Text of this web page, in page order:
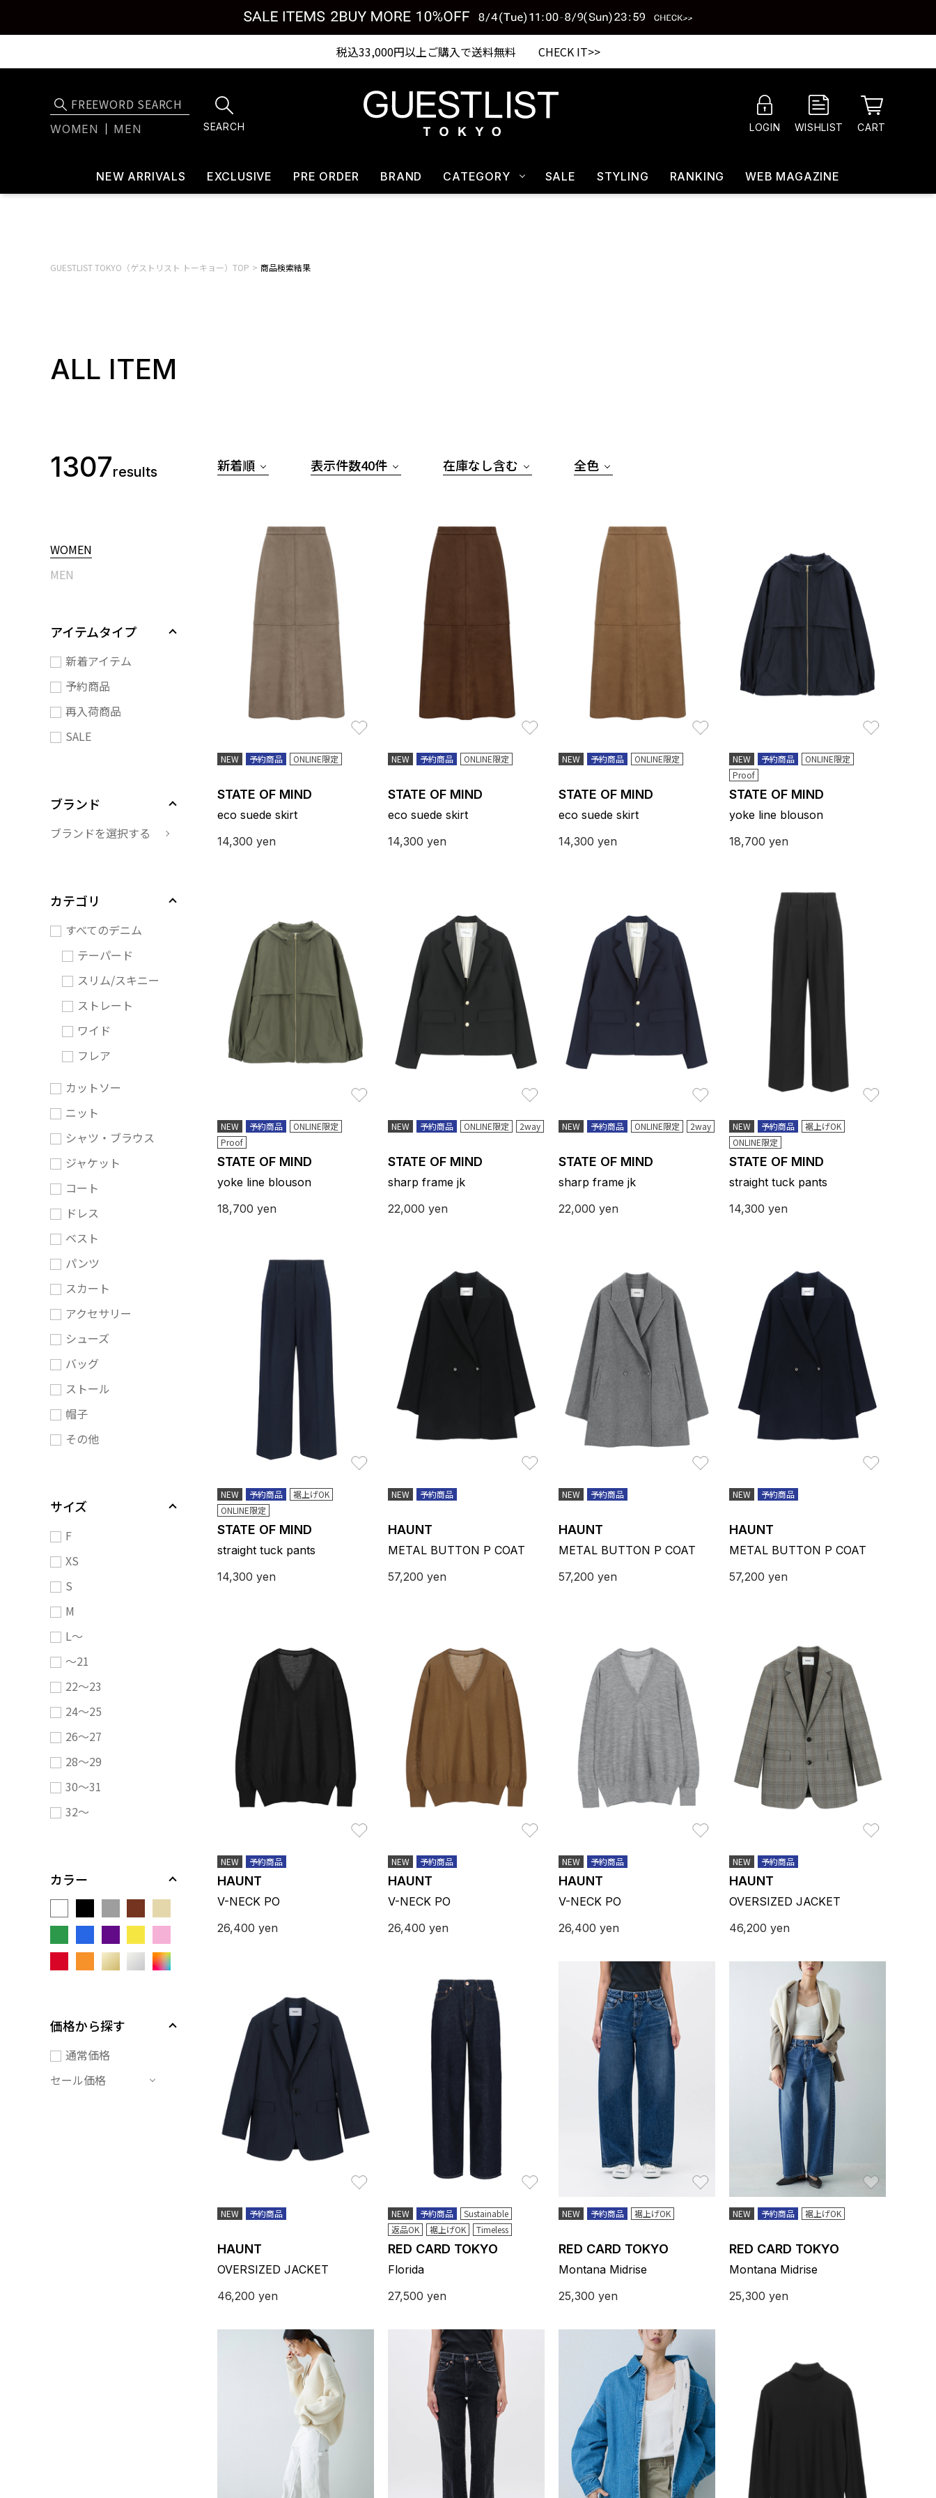
税込33,000円以上ご購入で送料無料 CHECK IT>>
WOMEN MEN SEARCH LOGIN WISHLIST CART
NEW ARRIVALS EXCLUSIVE PRE ORDER BRAND CATEGORY SALE STYLING RANKING WEB MAGAZINE
GUESTLIST TOKYO（ゲストリスト トーキョー）TOP 商品検索結果
ALL ITEM
1307results
WOMEN
MEN
アイテムタイプ
新着アイテム
予約商品
再入荷商品
SALE
ブランド
ブランドを選択する
カテゴリ
すべてのデニム
テーパード
スリム/スキニー
ストレート
ワイド
フレア
カットソー
ニット
シャツ・ブラウス
ジャケット
コート
ドレス
ベスト
パンツ
スカート
アクセサリー
シューズ
バッグ
ストール
帽子
その他
サイズ
F
XS
S
M
L～
～21
22～23
24～25
26～27
28～29
30～31
32～
カラー
価格から探す
通常価格
セール価格
新着順 表示件数40件 在庫なし含む 全色
NEW 予約商品 ONLINE限定
STATE OF MIND
eco suede skirt
14,300 yen
NEW 予約商品 ONLINE限定
STATE OF MIND
eco suede skirt
14,300 yen
NEW 予約商品 ONLINE限定
STATE OF MIND
eco suede skirt
14,300 yen
NEW 予約商品
ONLINE限定
Proof
STATE OF MIND
yoke line blouson
18,700 yen
NEW 予約商品
ONLINE限定
Proof
STATE OF MIND
yoke line blouson
18,700 yen
NEW 予約商品 ONLINE限定 2way
STATE OF MIND
sharp frame jk
22,000 yen
NEW 予約商品 ONLINE限定 2way
STATE OF MIND
sharp frame jk
22,000 yen
NEW 予約商品
裾上げOK
ONLINE限定
STATE OF MIND
straight tuck pants
14,300 yen
NEW 予約商品
裾上げOK
ONLINE限定
STATE OF MIND
straight tuck pants
14,300 yen
NEW 予約商品
HAUNT
METAL BUTTON P COAT
57,200 yen
NEW 予約商品
HAUNT
METAL BUTTON P COAT
57,200 yen
NEW 予約商品
HAUNT
METAL BUTTON P COAT
57,200 yen
NEW 予約商品
HAUNT
V-NECK PO
26,400 yen
NEW 予約商品
HAUNT
V-NECK PO
26,400 yen
NEW 予約商品
HAUNT
V-NECK PO
26,400 yen
NEW 予約商品
HAUNT
OVERSIZED JACKET
46,200 yen
NEW 予約商品
HAUNT
OVERSIZED JACKET
46,200 yen
NEW 予約商品
Sustainable
返品OK
裾上げOK Timeless
RED CARD TOKYO
Florida
27,500 yen
NEW 予約商品 裾上げOK
RED CARD TOKYO
Montana Midrise
25,300 yen
NEW 予約商品 裾上げOK
RED CARD TOKYO
Montana Midrise
25,300 yen